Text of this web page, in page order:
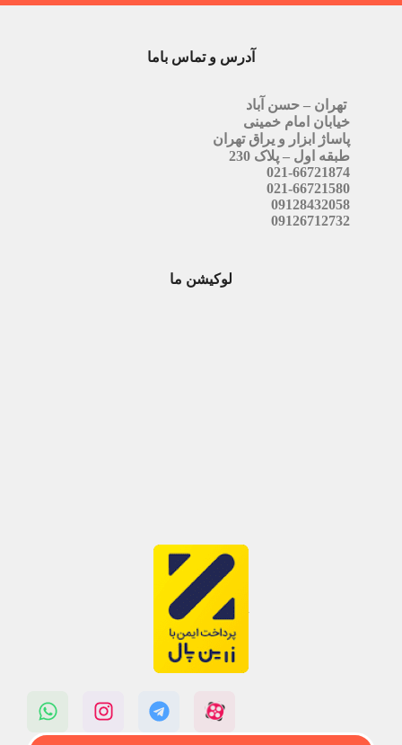
آدرس و تماس باما
تهران – حسن آباد
خیابان امام خمینی
پاساژ ابزار و یراق تهران
طبقه اول – پلاک 230
021-66721874
021-66721580
09128432058
09126712732
لوکیشن ما